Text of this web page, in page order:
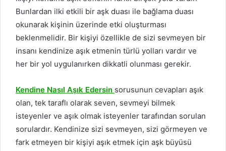
Bunlardan ilki etkili bir aşk duası ile bağlama duası
okunarak kişinin üzerinde etki oluşturması
beklenmelidir. Bir kişiyi özellikle de sizi sevmeyen bir
insanı kendinize aşık etmenin türlü yolları vardır ve
her bir yol uygulanırken dikkatli olunması gerekir.
Kendine Nasıl Aşık Edersin sorusunun cevapları aşık
olan, tek taraflı olarak seven, sevmeyi bilmek
isteyenler ve aşık olmak isteyenler tarafından sorulan
sorulardır. Kendinize sizi sevmeyen, sizi görmeyen ve
fark etmeyen bir kişiyi aşık etmek için aşk büyüsü